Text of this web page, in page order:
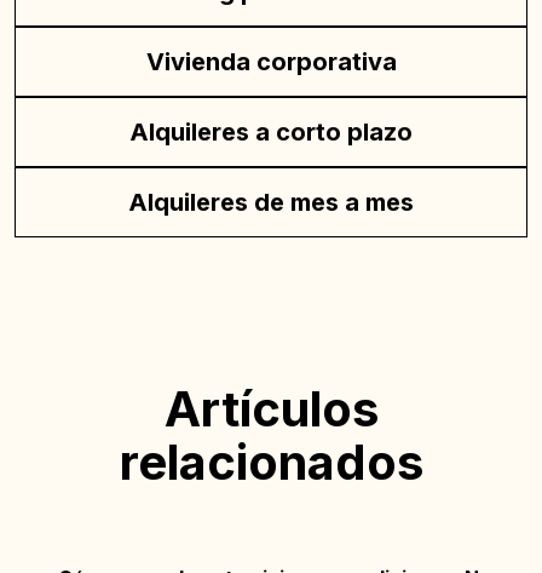
Vivienda corporativa
Alquileres a corto plazo
Alquileres de mes a mes
Artículos
relacionados